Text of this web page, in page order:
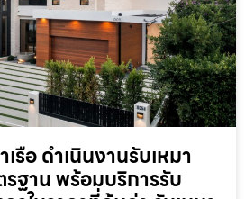
รือ ดำเนินงานรับเหมา
ฐาน พร้อมบริการรับ